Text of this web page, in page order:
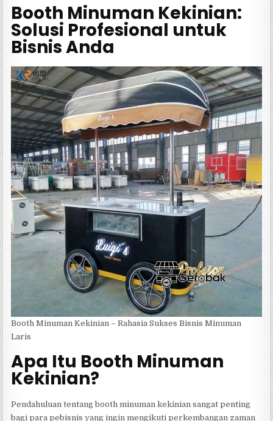
Booth Minuman Kekinian:
Solusi Profesional untuk
Bisnis Anda
Booth Minuman Kekinian – Rahasia Sukses Bisnis Minuman
Laris
Apa Itu Booth Minuman
Kekinian?
Pendahuluan tentang booth minuman kekinian sangat penting
bagi para pebisnis yang ingin mengikuti perkembangan zaman